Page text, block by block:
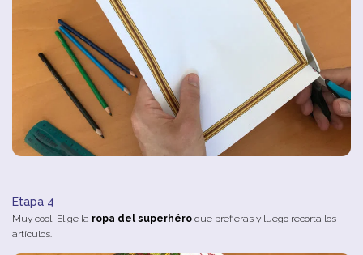
Etapa 4
Muy cool! Elige la ropa del superhéro que prefieras y luego recorta los
artículos.